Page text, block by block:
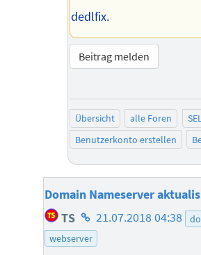
dedlfix.
Beitrag melden
Übersicht alle Foren
Benutzerkonto erstellen
Domain Nameserver
TS Homepage
des
21.07.2018 04:38
webserver